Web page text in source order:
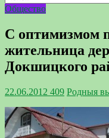
Общество
С оптимизмом
жительница
Докшицкого
22.06.2012 409 Родныя